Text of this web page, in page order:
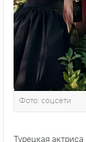
Фото: соцсети
Турецкая